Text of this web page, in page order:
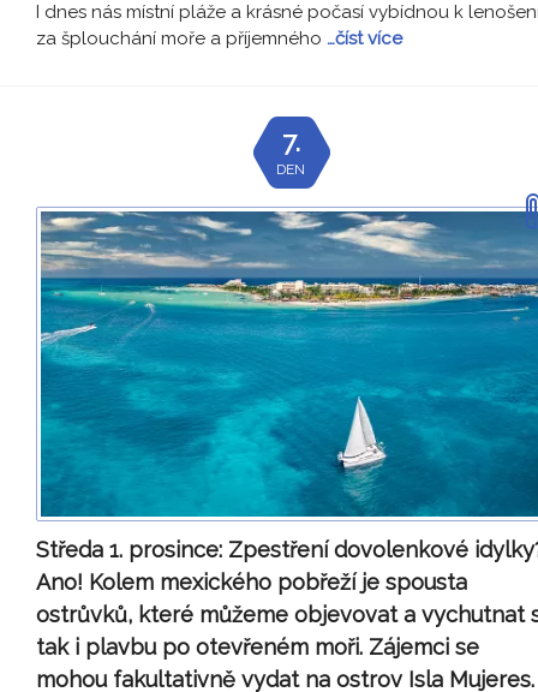
I dnes nás místní pláže a krásné počasí vybídnou k
za šplouchání moře a příjemného …číst více
7.
DEN
Středa 1. prosince: Zpestření dovolenkové
Ano! Kolem mexického pobřeží je spousta
ostrůvků, které můžeme objevovat a vychutnat
tak i plavbu po otevřeném moři. Zájemci se
mohou fakultativně vydat na ostrov Isla Mujeres.